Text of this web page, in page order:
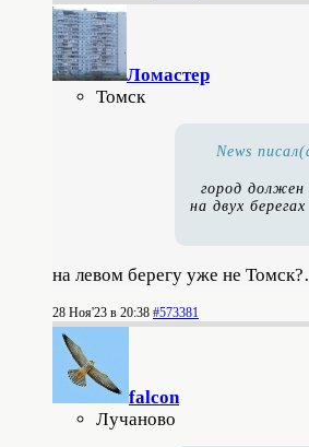
Ломастер
Томск
News
город должен
на двух берегах
на левом берегу уже не
28 Ноя'23 в 20:38 #573381
falcon
Лучаново